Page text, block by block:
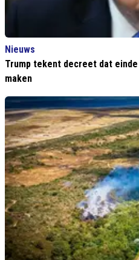
Nieuws
Trump tekent decreet dat
maken